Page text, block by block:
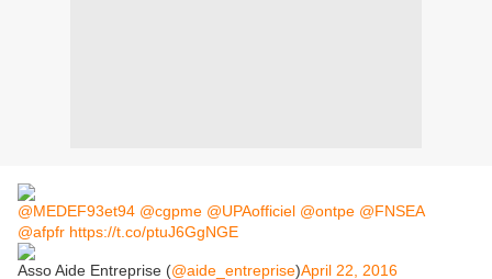
@MEDEF93et94 @cgpme @UPAofficiel @ontpe @FNSEA
@afpfr https://t.co/ptuJ6GgNGE
Asso Aide Entreprise (@aide_entreprise)April 22, 2016